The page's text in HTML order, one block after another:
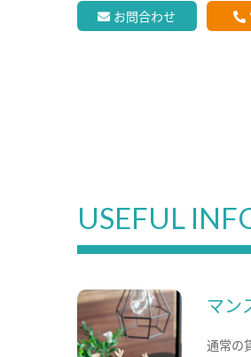
お問合わせ
USEFUL
マン
通常の